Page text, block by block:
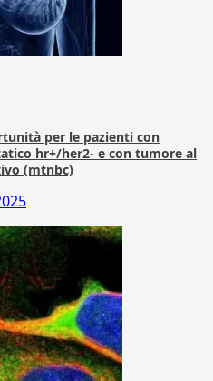
per le pazienti con
hr+/her2- e con tumore al
(mtnbc)